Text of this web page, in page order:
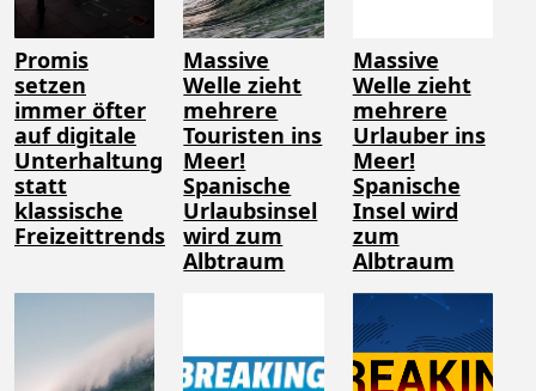
Promis
setzen
immer öfter
auf digitale
Unterhaltung
statt
klassische
Freizeittrends
Massive
Welle zieht
mehrere
Touristen ins
Meer!
Spanische
Urlaubsinsel
wird zum
Albtraum
Massive
Welle zieht
mehrere
Urlauber ins
Meer!
Spanische
Insel wird
zum
Albtraum